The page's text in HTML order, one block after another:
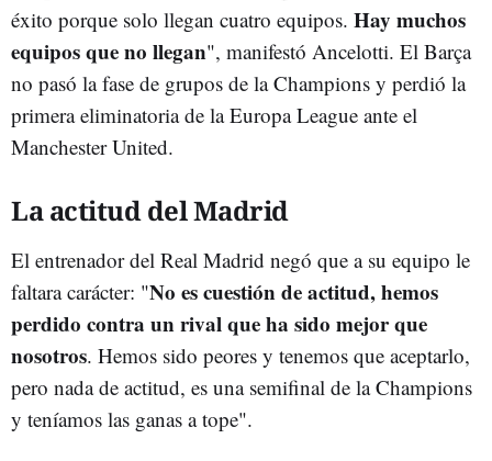
éxito porque solo llegan cuatro equipos. Hay muchos
equipos que no llegan", manifestó Ancelotti. El Barça
no pasó la fase de grupos de la Champions y perdió la
primera eliminatoria de la Europa League ante el
Manchester United.
La actitud del Madrid
El entrenador del Real Madrid negó que a su equipo le
faltara carácter: "No es cuestión de actitud, hemos
perdido contra un rival que ha sido mejor que
nosotros. Hemos sido peores y tenemos que aceptarlo,
pero nada de actitud, es una semifinal de la Champions
y teníamos las ganas a tope".